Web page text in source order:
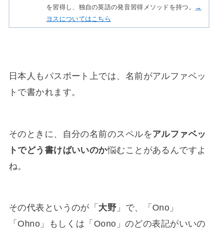
を習得し、独自の英語の発音習得メソッドを持つ。
→
ヨスについてはこちら
日本人もパスポート上では、名前がアルファベッ
トで書かれます。
そのときに、自分の名前のスペルをアルファベッ
トでどう書けばいいのか悩むことがあるんですよ
ね。
その代表というのが「 大野 」で、「Ono」
「Ohno」もしくは「Oono」のどの表記がいいの